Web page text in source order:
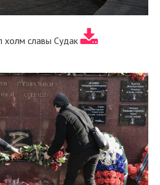
холм славы Судак